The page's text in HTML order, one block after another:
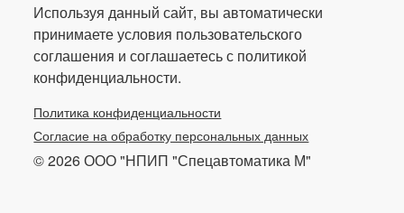
Используя данный сайт, вы автоматически
принимаете условия пользовательского
соглашения и соглашаетесь с политикой
конфиденциальности.
Политика конфиденциальности
Согласие на обработку персональных данных
© 2026 ООО "НПИП "Спецавтоматика М"